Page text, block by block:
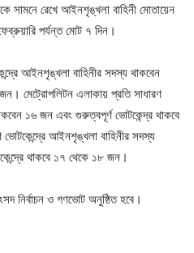
সামনে রেখে আইনশৃঙ্খলা বাহিনী মোতায়েন
পর্যন্ত মোট ৭ দিন।
আইনশৃঙ্খলা বাহিনীর সদস্য থাকবেন
মেট্রোপলিটন এলাকায় প্রতি সাধারণ
১৬ জন এবং গুরুত্বপূর্ণ ভোটকেন্দ্র থাকবে
আইনশৃঙ্খলা বাহিনীর সদস্য
থাকবে ১৭ থেকে ১৮ জন।
নির্বাচন ও গণভোট অনুষ্ঠিত হবে।